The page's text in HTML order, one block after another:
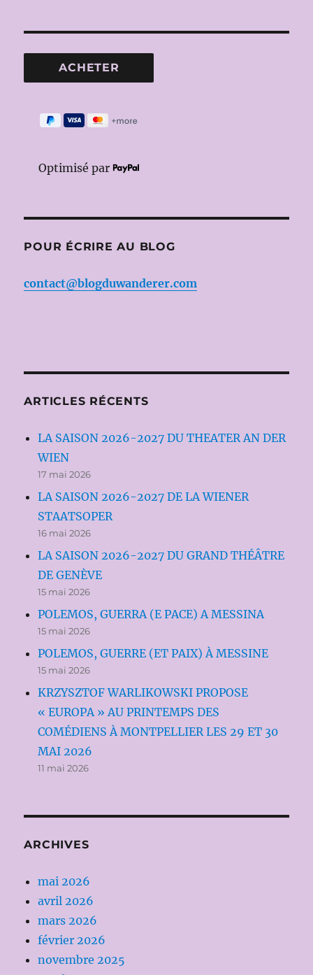
Optimisé par
POUR ÉCRIRE AU BLOG
contact@blogduwanderer.com
ARTICLES RÉCENTS
LA SAISON 2026-2027 DU THEATER AN DER
WIEN
17 mai 2026
LA SAISON 2026-2027 DE LA WIENER
STAATSOPER
16 mai 2026
LA SAISON 2026-2027 DU GRAND THÉÂTRE
DE GENÈVE
15 mai 2026
POLEMOS, GUERRA (E PACE) A MESSINA
15 mai 2026
POLEMOS, GUERRE (ET PAIX) À MESSINE
15 mai 2026
KRZYSZTOF WARLIKOWSKI PROPOSE
« EUROPA » AU PRINTEMPS DES
COMÉDIENS À MONTPELLIER LES 29 ET 30
MAI 2026
11 mai 2026
ARCHIVES
mai 2026
avril 2026
mars 2026
février 2026
novembre 2025